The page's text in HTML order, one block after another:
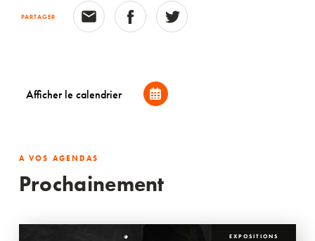
PARTAGER
Afficher le calendrier
A VOS AGENDAS
Prochainement
EXPOSITIONS